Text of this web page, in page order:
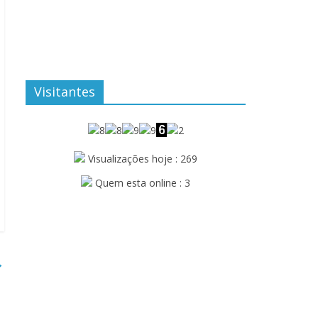
Visitantes
Visualizações hoje : 269
Quem esta online : 3